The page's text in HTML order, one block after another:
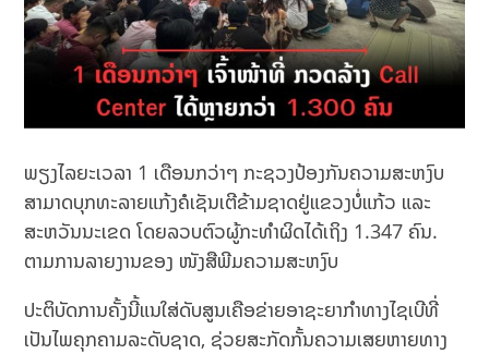
ພຽງໄລຍະເວລາ 1 ເດືອນກວ່າໆ ກະຊວງປ້ອງກັນຄວາມສະຫງົບ
ສາມາດບຸກທະລາຍແກ້ງຄໍເຊັນເຕີຂ້າມຊາດຢູ່ແຂວງບໍ່ແກ້ວ ແລະ
ສະຫວັນນະເຂດ ໂດຍລວບຕົວຜູ້ກະທຳຜິດໄດ້ເຖິງ 1.347 ຄົນ.
ຕາມການລາຍງານຂອງ ໜັງສືພີມຄວາມສະຫງົບ
ປະຕິບັດການຄັ້ງນີ້ແນໃສ່ດັບສູນເຄືອຂ່າຍອາຊະຍາກຳທາງໄຊເບີທີ່
ເປັນໄພຄຸກຄາມລະດັບຊາດ, ຊ່ວຍສະກັດກັ້ນຄວາມເສຍຫາຍທາງ